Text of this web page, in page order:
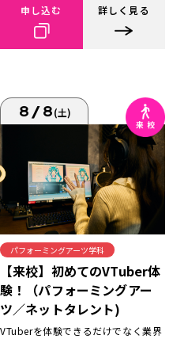
申し込む 詳しく見る
8/8(土)
パフォーミングアーツ学科
【来校】初めてのVTuber体
験！（パフォーミングアー
ツ／ネットタレント)
VTuberを体験できるだけでなく業界